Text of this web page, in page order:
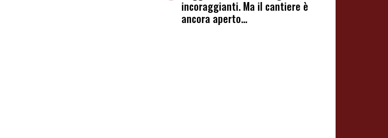
incoraggianti. Ma il cantiere è
ancora aperto...